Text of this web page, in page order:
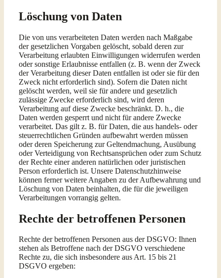
Löschung von Daten
Die von uns verarbeiteten Daten werden nach Maßgabe
der gesetzlichen Vorgaben gelöscht, sobald deren zur
Verarbeitung erlaubten Einwilligungen widerrufen werden
oder sonstige Erlaubnisse entfallen (z. B. wenn der Zweck
der Verarbeitung dieser Daten entfallen ist oder sie für den
Zweck nicht erforderlich sind). Sofern die Daten nicht
gelöscht werden, weil sie für andere und gesetzlich
zulässige Zwecke erforderlich sind, wird deren
Verarbeitung auf diese Zwecke beschränkt. D. h., die
Daten werden gesperrt und nicht für andere Zwecke
verarbeitet. Das gilt z. B. für Daten, die aus handels- oder
steuerrechtlichen Gründen aufbewahrt werden müssen
oder deren Speicherung zur Geltendmachung, Ausübung
oder Verteidigung von Rechtsansprüchen oder zum Schutz
der Rechte einer anderen natürlichen oder juristischen
Person erforderlich ist. Unsere Datenschutzhinweise
können ferner weitere Angaben zu der Aufbewahrung und
Löschung von Daten beinhalten, die für die jeweiligen
Verarbeitungen vorrangig gelten.
Rechte der betroffenen Personen
Rechte der betroffenen Personen aus der DSGVO: Ihnen
stehen als Betroffene nach der DSGVO verschiedene
Rechte zu, die sich insbesondere aus Art. 15 bis 21
DSGVO ergeben: